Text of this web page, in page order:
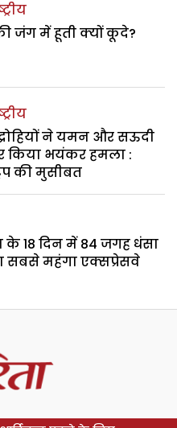
जंग में हूती क्यों कूदे?
ने यमन और सऊदी
किया भयंकर हमला :
की मुसीबत
के 18 दिन में 84 जगह धंसा
सबसे महंगा एक्सप्रेसवे